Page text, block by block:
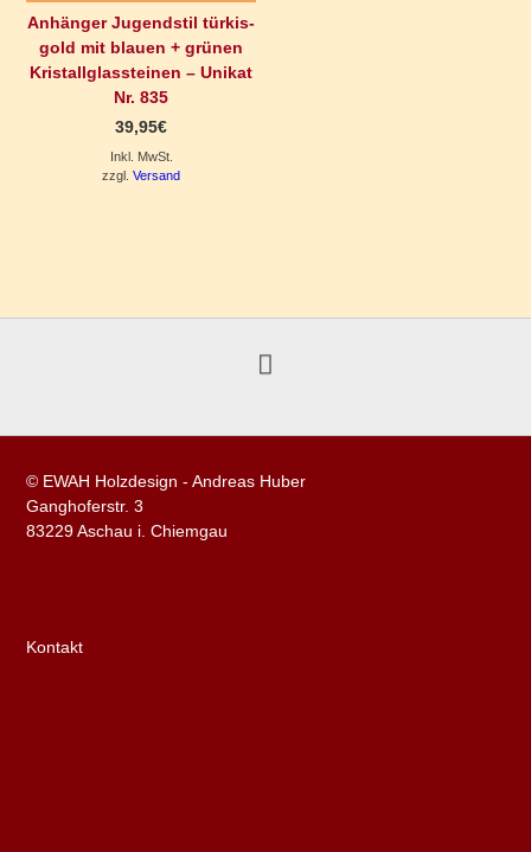
Anhänger Jugendstil türkis-
gold mit blauen + grünen
Kristallglassteinen – Unikat
Nr. 835
39,95€
Inkl. MwSt.
zzgl.Versand
© EWAH Holzdesign - Andreas Huber
Ganghoferstr. 3
83229 Aschau i. Chiemgau
Kontakt